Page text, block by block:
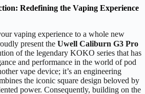
Redefining the Vaping Experience
vaping experience to a whole new
present the Uwell Caliburn G3 Pro
of the legendary KOKO series that has
and performance in the world of pod
vape device; it’s an engineering
the iconic square design beloved by
power. Consequently, building on the